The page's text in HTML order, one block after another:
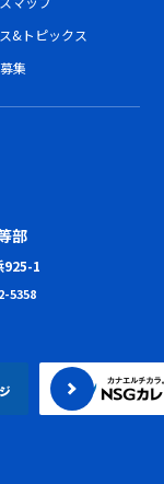
&トピックス
集
部
925-1
5358